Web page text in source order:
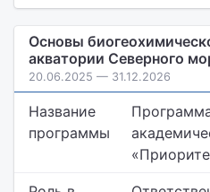
Основы
акватории Северного
20.06.2025 — 31.12.2026
Название
программы